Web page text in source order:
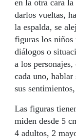
en la otra cara la
darlos vueltas,
la espalda, se
figuras los niños
diálogos o
a los
cada uno, hablar
sus
Las figuras
miden desde 5
4 adultos, 2